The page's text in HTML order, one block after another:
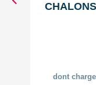
dont